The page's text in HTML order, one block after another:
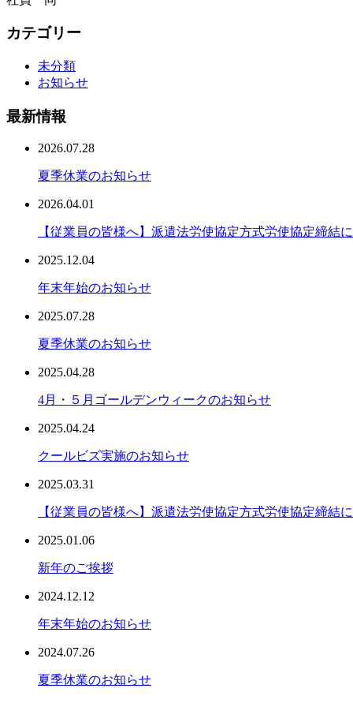
カテゴリー
未分類
お知らせ
最新情報
2026.07.28
夏季休業のお知らせ
2026.04.01
【従業員の皆様へ】派遣法労使協定方式労使協定締結
2025.12.04
年末年始のお知らせ
2025.07.28
夏季休業のお知らせ
2025.04.28
4月・５月ゴールデンウィークのお知らせ
2025.04.24
クールビズ実施のお知らせ
2025.03.31
【従業員の皆様へ】派遣法労使協定方式労使協定締結
2025.01.06
新年のご挨拶
2024.12.12
年末年始のお知らせ
2024.07.26
夏季休業のお知らせ